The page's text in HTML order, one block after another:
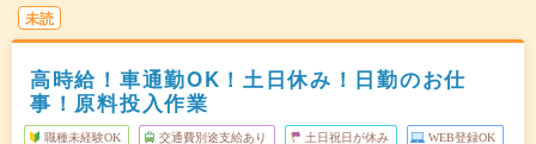
未読
高時給！車通勤OK！土日休み！日勤のお仕
事！原料投入作業
職種未経験OK 交通費別途支給あり 土日祝日が休み WEB登録OK